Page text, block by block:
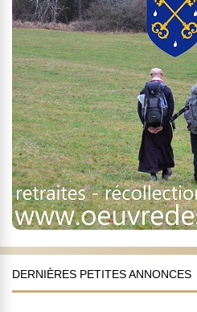
DERNIÈRES PETITES ANNONCES